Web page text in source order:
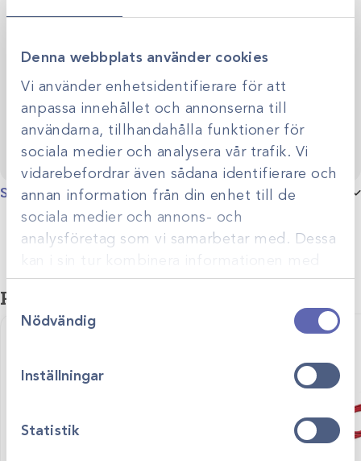
Denna webbplats använder cookies
Vi använder enhetsidentifierare för att
anpassa innehållet och annonserna till
användarna, tillhandahålla funktioner för
sociala medier och analysera vår trafik. Vi
vidarebefordrar även sådana identifierare och
annan information från din enhet till de
sociala medier och annons- och
analysföretag som vi samarbetar med. Dessa
annan information som du har tillhandahållit
eller som de har samlat in när du har använt
deras tjänster.
Samtyckesval
Nödvändig
Inställningar
Statistik
Specifikationer
Produktgrupp
Kontakta oss för personlig rådgivning
utveckling. Genom personlig rådgivning hjälper vi dig
skapa smarta, hållbara lösningar anpassade efter just er
verksamhet.
Relaterade produkter